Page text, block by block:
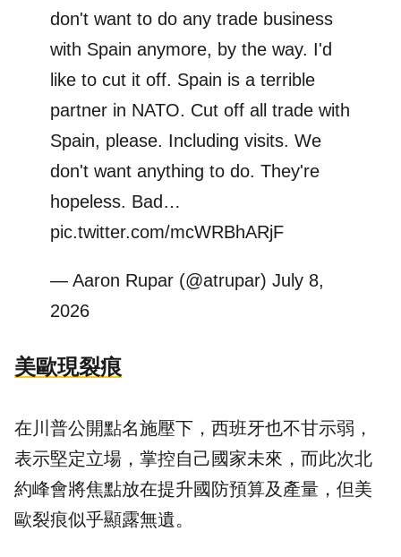
don't want to do any trade business
with Spain anymore, by the way. I'd
like to cut it off. Spain is a terrible
partner in NATO. Cut off all trade with
Spain, please. Including visits. We
don't want anything to do. They're
hopeless. Bad…
pic.twitter.com/mcWRBhARjF
— Aaron Rupar (@atrupar) July 8,
2026
美歐現裂痕
在川普公開點名施壓下，西班牙也不甘示弱，
表示堅定立場，掌控自己國家未來，而此次北
約峰會將焦點放在提升國防預算及產量，但美
歐裂痕似乎顯露無遺。